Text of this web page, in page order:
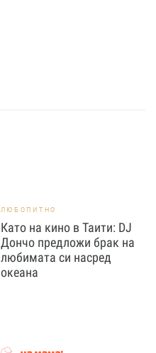
ЛЮБОПИТНО
Като на кино в Таити: DJ
Дончо предложи брак на
любимата си насред
океана